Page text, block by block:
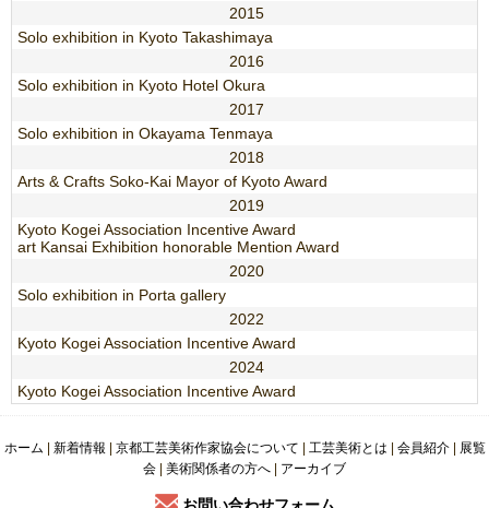
2015
Solo exhibition in Kyoto Takashimaya
2016
Solo exhibition in Kyoto Hotel Okura
2017
Solo exhibition in Okayama Tenmaya
2018
Arts & Crafts Soko-Kai Mayor of Kyoto Award
2019
Kyoto Kogei Association Incentive Award
art Kansai Exhibition honorable Mention Award
2020
Solo exhibition in Porta gallery
2022
Kyoto Kogei Association Incentive Award
2024
Kyoto Kogei Association Incentive Award
ホーム 新着情報 京都工芸美術作家協会について 工芸美術とは 会員紹介|
展覧
会
美術関係者の方へ アーカイブ